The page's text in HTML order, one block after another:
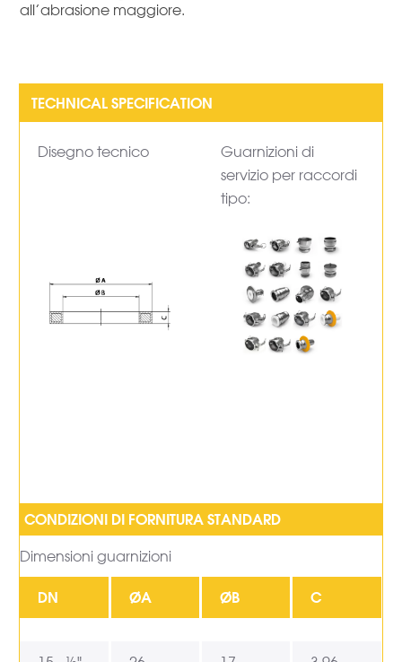
all’abrasione maggiore.
Disegno tecnico
Guarnizioni di
servizio per raccordi
tipo:
Dimensioni guarnizioni
DN ØA ØB C